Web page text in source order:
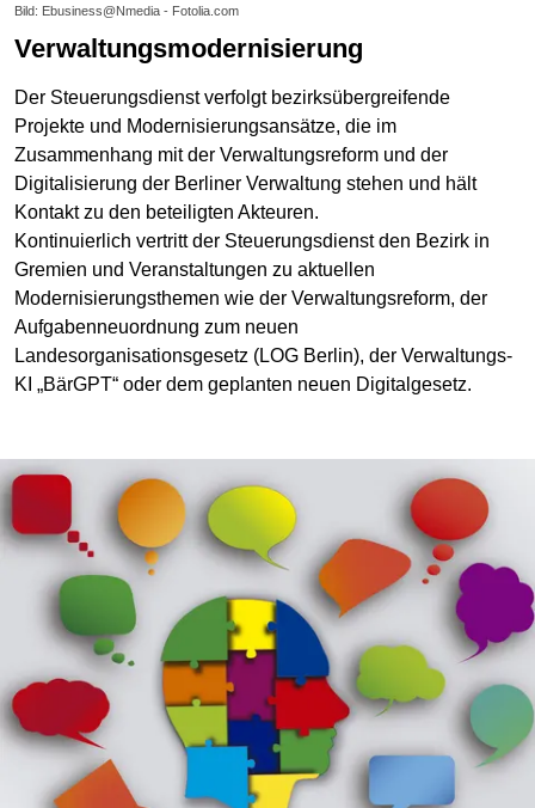
Bild: Ebusiness@Nmedia - Fotolia.com
Verwaltungsmodernisierung
Der Steuerungsdienst verfolgt bezirksübergreifende
Projekte und Modernisierungsansätze, die im
Zusammenhang mit der Verwaltungsreform und der
Digitalisierung der Berliner Verwaltung stehen und hält
Kontakt zu den beteiligten Akteuren.
Kontinuierlich vertritt der Steuerungsdienst den Bezirk in
Gremien und Veranstaltungen zu aktuellen
Modernisierungsthemen wie der Verwaltungsreform, der
Aufgabenneuordnung zum neuen
Landesorganisationsgesetz (LOG Berlin), der Verwaltungs-
KI „BärGPT“ oder dem geplanten neuen Digitalgesetz.